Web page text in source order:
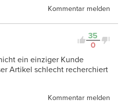
Kommentar melden
35
0
ein einziger Kunde
Artikel schlecht recherchiert
Kommentar melden